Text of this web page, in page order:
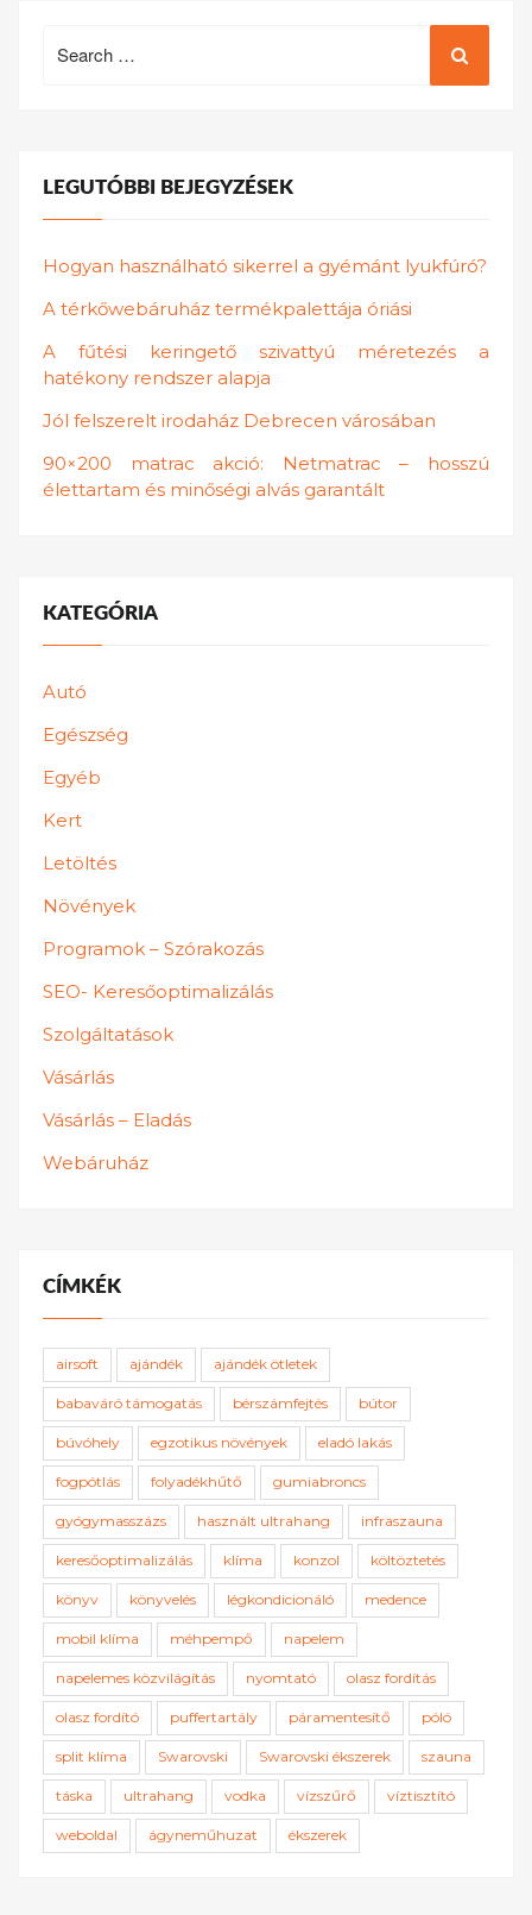
for:
LEGUTÓBBI BEJEGYZÉSEK
Hogyan használható sikerrel a gyémánt lyukfúró?
A térkőwebáruház termékpalettája óriási
A fűtési keringető szivattyú méretezés a
hatékony rendszer alapja
Jól felszerelt irodaház Debrecen városában
90×200 matrac akció: Netmatrac – hosszú
élettartam és minőségi alvás garantált
KATEGÓRIA
Autó
Egészség
Egyéb
Kert
Letöltés
Növények
Programok – Szórakozás
SEO- Keresőoptimalizálás
Szolgáltatások
Vásárlás
Vásárlás – Eladás
Webáruház
CÍMKÉK
airsoft ajándék ajándék ötletek
babaváró támogatás bérszámfejtés bútor
búvóhely egzotikus növények eladó lakás
fogpótlás folyadékhűtő gumiabroncs
gyógymasszázs használt ultrahang infraszauna
keresőoptimalizálás klíma konzol költöztetés
könyv könyvelés légkondicionáló medence
mobil klíma méhpempő napelem
napelemes közvilágítás nyomtató olasz fordítás
olasz fordító puffertartály páramentesítő póló
split klíma Swarovski Swarovski ékszerek szauna
táska ultrahang vodka vízszűrő víztisztító
weboldal ágyneműhuzat ékszerek